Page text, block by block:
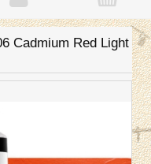
Cadmium Red Light